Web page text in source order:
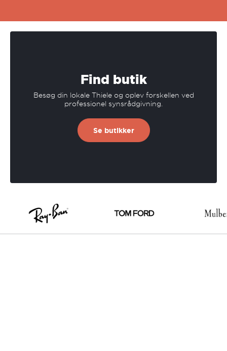
Find butik
Besøg din lokale Thiele og oplev forskellen ved
professionel synsrådgivning.
Se butikker